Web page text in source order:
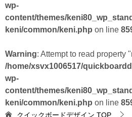
wp-
content/themes/
keni/common/keni.php on line
Warning: Attempt to read property
/home/xsvx1006517/
wp-
content/themes/
keni/common/keni.php on line
クイックボードデザイン TOP